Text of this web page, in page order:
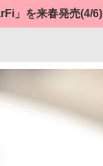
」を来春発売(4/6)